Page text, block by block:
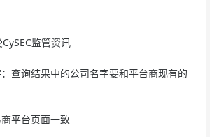
监管资讯
查询结果中的公司名字要和平台商现有的
平台页面一致